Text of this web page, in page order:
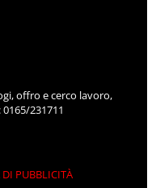
offro e cerco lavoro,
231711
PUBBLICITÀ